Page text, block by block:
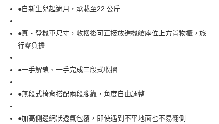
AFTEE先享後付
相關說明
【關於「AFTEE先享後付」】
AFTEE先享後付是「在收到商品之後才付款」的支付方式。 讓您購物簡單
１．簡單：不需註冊會員、不需綁卡、不需儲值。
２．便利：只要手機號碼，簡訊認證，即可結帳。
【「AFTEE先享後付」結帳流程】
ATM付款
運送方式
宅配
每筆NT$100，滿NT$590(含以上)免運費
●自新生兒起適用，承載至22 公斤
●真・登機車尺寸，收摺後可直接放進機艙座位上方置物櫃，旅
行零負擔
●一手解鎖、一手完成三段式收摺
●無段式椅背搭配兩段腳靠，角度自由調整
●加高側邊網狀透氣包覆，即使遇到不平地面也不易翻側